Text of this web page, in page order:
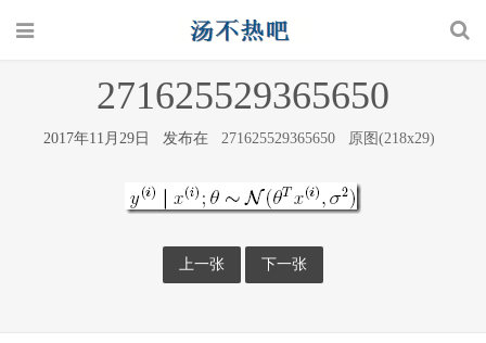
271625529365650
2017年11月29日 发布在 271625529365650 原图(218x29)
上一张 下一张